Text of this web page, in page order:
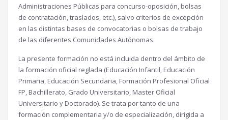
Administraciones Públicas para concurso-oposición, bolsas
de contratación, traslados, etc.), salvo criterios de excepción
en las distintas bases de convocatorias o bolsas de trabajo
de las diferentes Comunidades Autónomas.
La presente formación no está incluida dentro del ámbito de
la formación oficial reglada (Educación Infantil, Educación
Primaria, Educación Secundaria, Formación Profesional Oficial
FP, Bachillerato, Grado Universitario, Master Oficial
Universitario y Doctorado). Se trata por tanto de una
formación complementaria y/o de especialización, dirigida a